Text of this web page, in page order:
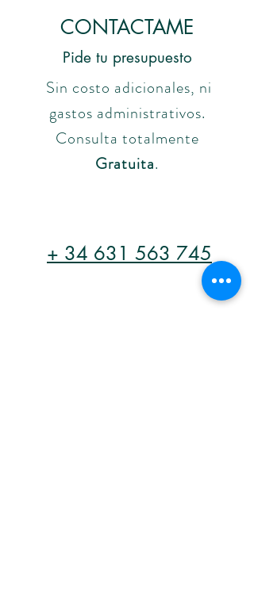
CONTACTAME
Pide tu presupuesto
Sin costo adicionales, ni
gastos administrativos.
Consulta totalmente
Gratuita.
+ 34 631 563 745